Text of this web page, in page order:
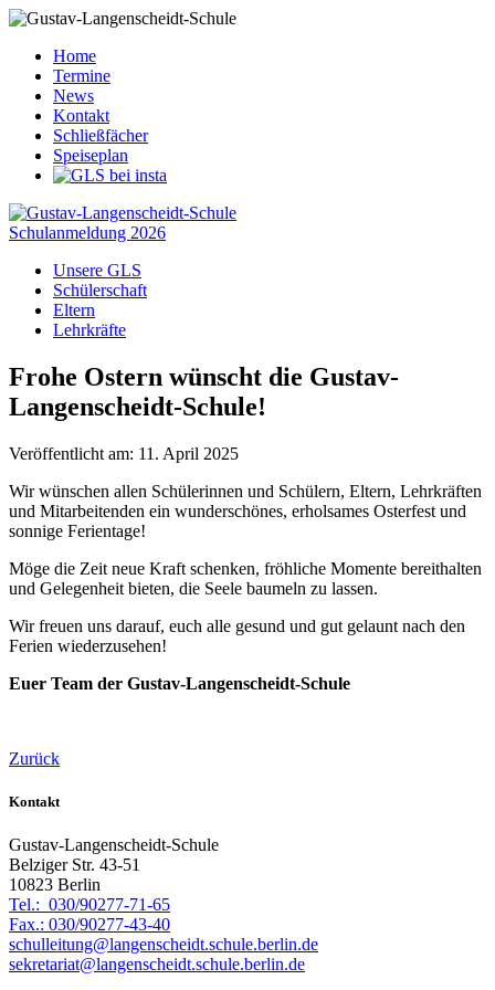
Home
Termine
News
Kontakt
Schließfächer
Speiseplan
Schulanmeldung 2026
Unsere GLS
Schülerschaft
Eltern
Lehrkräfte
Frohe Ostern wünscht die Gustav-
Langenscheidt-Schule!
Veröffentlicht am: 11. April 2025
Wir wünschen allen Schülerinnen und Schülern, Eltern, Lehrkräften
und Mitarbeitenden ein wunderschönes, erholsames Osterfest und
sonnige Ferientage!
Möge die Zeit neue Kraft schenken, fröhliche Momente bereithalten
und Gelegenheit bieten, die Seele baumeln zu lassen.
Wir freuen uns darauf, euch alle gesund und gut gelaunt nach den
Ferien wiederzusehen!
Euer Team der Gustav-Langenscheidt-Schule
Zurück
Kontakt
Gustav-Langenscheidt-Schule
Belziger Str. 43-51
10823 Berlin
Tel.: 030/90277-71-65
Fax.: 030/90277-43-40
schulleitung@langenscheidt.schule.berlin.de
sekretariat@langenscheidt.schule.berlin.de